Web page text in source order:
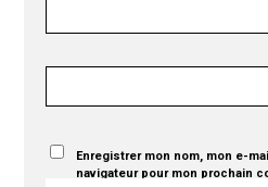
Enregistrer mon nom, mon e-
navigateur pour mon prochain